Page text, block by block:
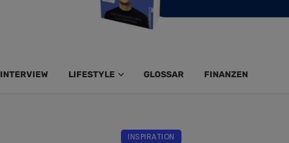
INTERVIEW LIFESTYLE GLOSSAR FINANZEN
INSPIRATION